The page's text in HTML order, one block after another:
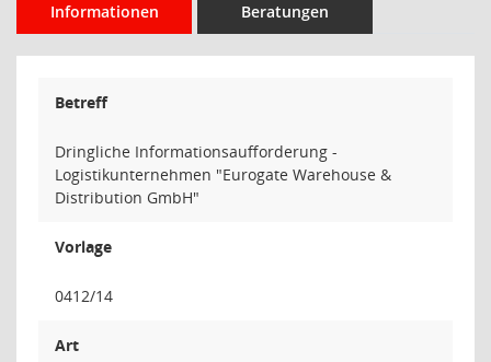
Informationen Beratungen
Betreff
Dringliche Informationsaufforderung -
Logistikunternehmen "Eurogate Warehouse &
Distribution GmbH"
Vorlage
0412/14
Art